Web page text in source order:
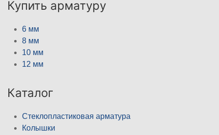
Купить арматуру
6 мм
8 мм
10 мм
12 мм
Каталог
Стеклопластиковая арматура
Колышки